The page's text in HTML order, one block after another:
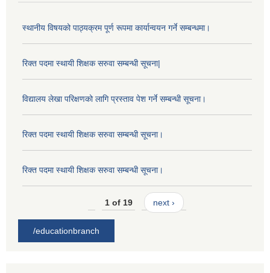
स्थानीय विषयको पाठ्यक्रम पूर्ण रूपमा कार्यान्वयन गर्ने सम्बन्धमा।
रिक्त पदमा स्थायी शिक्षक सरुवा सम्बन्धी सूचना|
विद्यालय लेखा परिक्षणको लागि प्रस्ताव पेश गर्ने सम्बन्धी सूचना।
रिक्त पदमा स्थायी शिक्षक सरुवा सम्बन्धी सूचना।
रिक्त पदमा स्थायी शिक्षक सरुवा सम्बन्धी सूचना।
1 of 19 next ›
/educationbranch